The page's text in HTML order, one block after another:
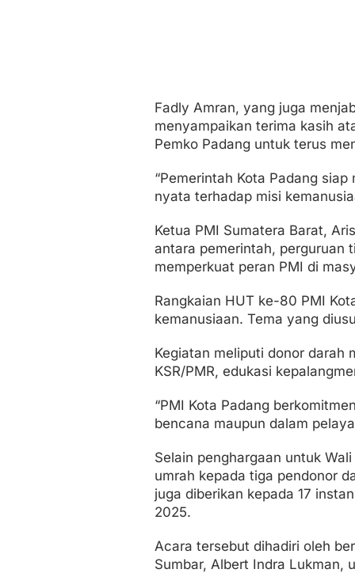
Fadly Amran, yang juga
menyampaikan terima kasih
Pemko Padang untuk terus
“Pemerintah Kota Padang
nyata terhadap misi
Ketua PMI Sumatera Barat,
antara pemerintah, perguruan
memperkuat peran PMI di
Rangkaian HUT ke-80 PMI
kemanusiaan. Tema yang
Kegiatan meliputi donor darah
KSR/PMR, edukasi
“PMI Kota Padang
bencana maupun dalam
Selain penghargaan untuk
umrah kepada tiga pendonor
juga diberikan kepada 17
2025.
Acara tersebut dihadiri oleh
Sumbar, Albert Indra Lukman,